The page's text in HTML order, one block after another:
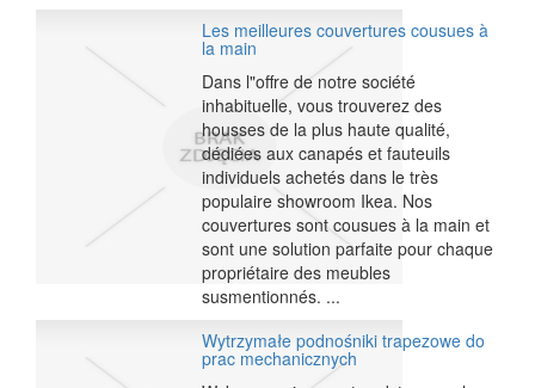
Les meilleures couvertures cousues à
la main
Dans l"offre de notre société
inhabituelle, vous trouverez des
housses de la plus haute qualité,
dédiées aux canapés et fauteuils
individuels achetés dans le très
populaire showroom Ikea. Nos
couvertures sont cousues à la main et
sont une solution parfaite pour chaque
propriétaire des meubles
susmentionnés. ...
Wytrzymałe podnośniki trapezowe do
prac mechanicznych